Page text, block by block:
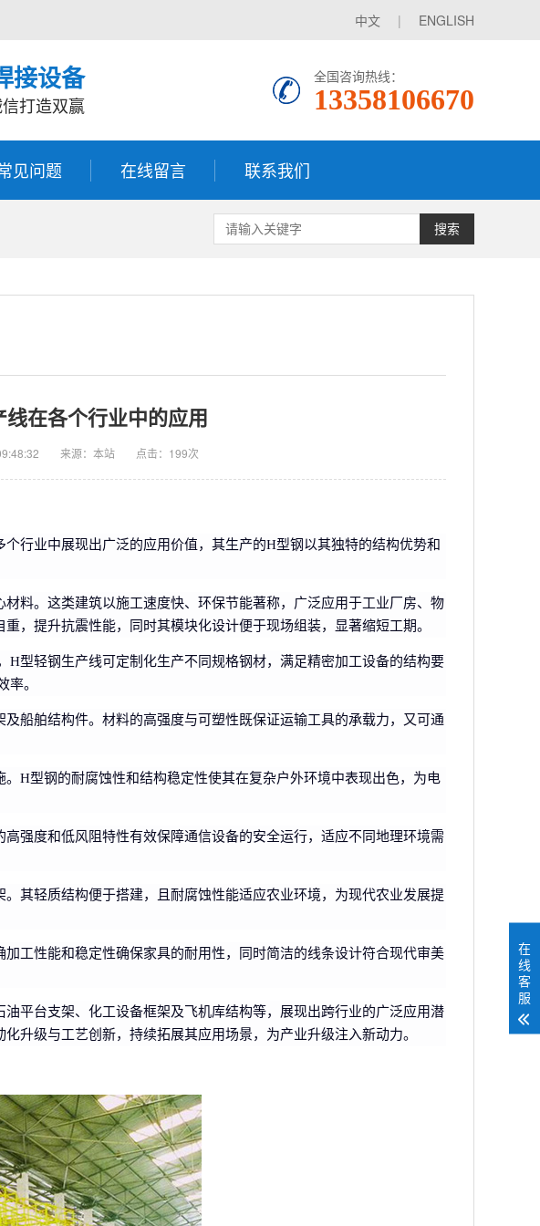
中文 | ENGLISH
接设备
打造双赢
全国咨询热线：
13358106670
见问题 在线留言 联系我们
搜索
在各个行业中的应用
来源：本站 点击：199次
行业中展现出广泛的应用价值，其生产的H型钢以其独特的结构优势和
料。这类建筑以施工速度快、环保节能著称，广泛应用于工业厂房、物
，提升抗震性能，同时其模块化设计便于现场组装，显著缩短工期。
H型轻钢生产线可定制化生产不同规格钢材，满足精密加工设备的结构要
率。
船舶结构件。材料的高强度与可塑性既保证运输工具的承载力，又可通
H型钢的耐腐蚀性和结构稳定性使其在复杂户外环境中表现出色，为电
强度和低风阻特性有效保障通信设备的安全运行，适应不同地理环境需
其轻质结构便于搭建，且耐腐蚀性能适应农业环境，为现代农业发展提
工性能和稳定性确保家具的耐用性，同时简洁的线条设计符合现代审美
油平台支架、化工设备框架及飞机库结构等，展现出跨行业的广泛应用潜
升级与工艺创新，持续拓展其应用场景，为产业升级注入新动力。
在
线
客
服